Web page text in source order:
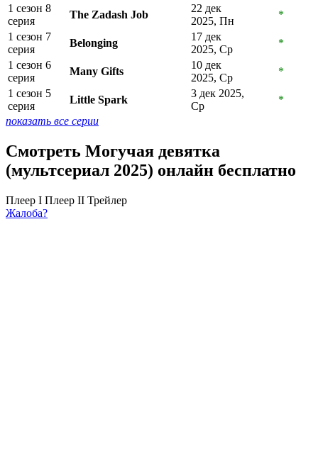
1 сезон 8
серия
The Zadash Job
22 дек
2025, Пн
*
1 сезон 7
серия
Belonging
17 дек
2025, Ср
*
1 сезон 6
серия
Many Gifts
10 дек
2025, Ср
*
1 сезон 5
серия
Little Spark
3 дек 2025,
Ср
*
показать все серии
Смотреть Могучая девятка
(мультсериал 2025) онлайн бесплатно
Плеер I Плеер II Трейлер
Жалоба?